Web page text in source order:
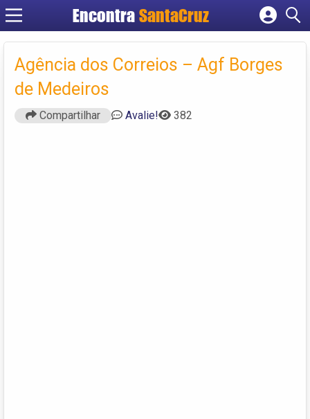
Encontra
Cadastrar empresa
Criar conta
Agência dos Correios – Agf Borges
de Medeiros
Compartilhar Avalie! 382